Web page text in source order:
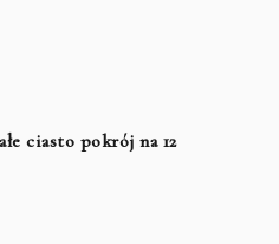
ciasto pokrój na 12